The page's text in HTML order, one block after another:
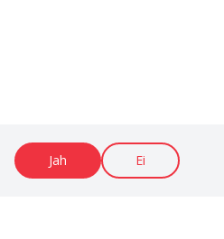
Jah Ei